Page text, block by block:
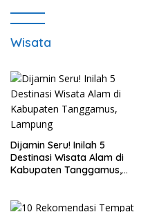
Wisata
Dijamin Seru! Inilah 5
Destinasi Wisata Alam di
Kabupaten Tanggamus,